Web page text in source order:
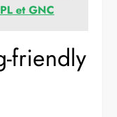
et GNC
friendly